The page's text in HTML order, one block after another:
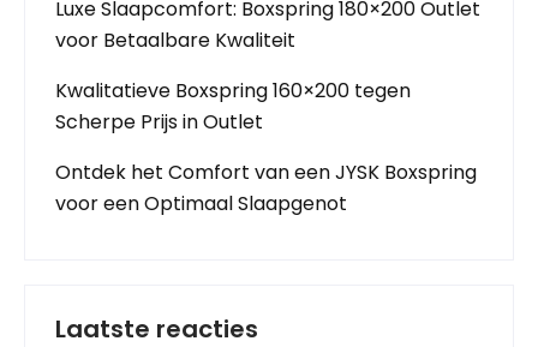
Luxe Slaapcomfort: Boxspring 180×200 Outlet
voor Betaalbare Kwaliteit
Kwalitatieve Boxspring 160×200 tegen
Scherpe Prijs in Outlet
Ontdek het Comfort van een JYSK Boxspring
voor een Optimaal Slaapgenot
Laatste reacties